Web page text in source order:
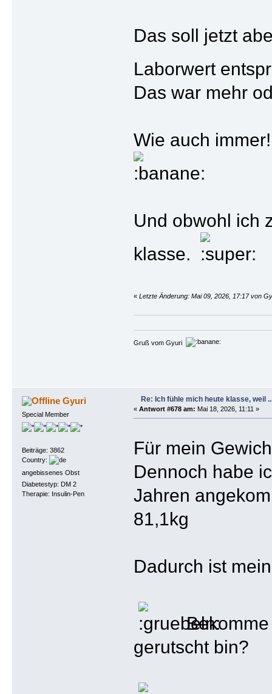
Das soll jetzt
Laborwert
Das war mehr
Wie auch
Und obwohl ich
klasse.
« Letzte Änderung: Mai 09, 2026, 17:17 von
Gruß vom Gyuri
Gyuri
Special Member
Beiträge: 3862
Country:
angebissenes Obst
Diabetestyp: DM 2
Therapie: Insulin-Pen
Re: Ich fühle mich heute klasse, weil
« Antwort #678 am: Mai 18, 2026, 11:11 »
Für mein
Dennoch habe
Jahren
81,1kg
Dadurch ist
Bekomme
gerutscht bin?